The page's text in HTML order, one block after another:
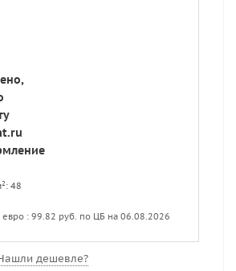
2 : 48
евро : 99.82 руб. по ЦБ на 06.08.2026
дешевле?